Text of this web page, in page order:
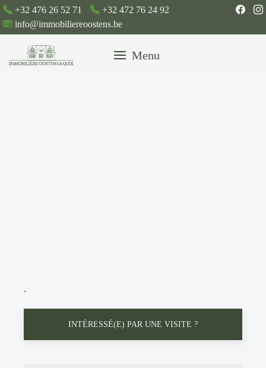
+32 476 26 52 71
+32 472 76 24 92
info@immobiliereoostens.be
Menu
.
INTÉRESSÉ(E) PAR UNE VISITE ?